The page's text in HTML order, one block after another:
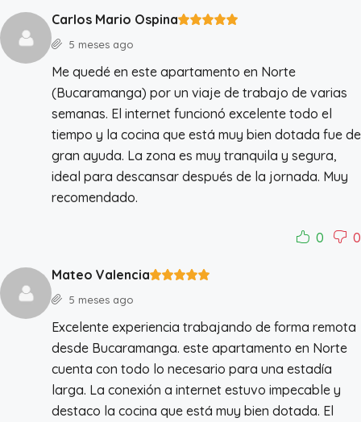
Carlos Mario Ospina
5 meses ago
Me quedé en este apartamento en Norte
(Bucaramanga) por un viaje de trabajo de varias
semanas. El internet funcionó excelente todo el
tiempo y la cocina que está muy bien dotada fue de
gran ayuda. La zona es muy tranquila y segura,
ideal para descansar después de la jornada. Muy
recomendado.
0 0
Mateo Valencia
5 meses ago
Excelente experiencia trabajando de forma remota
desde Bucaramanga. este apartamento en Norte
cuenta con todo lo necesario para una estadía
larga. La conexión a internet estuvo impecable y
destaco la cocina que está muy bien dotada. El